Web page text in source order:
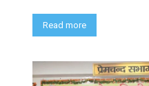
Read more